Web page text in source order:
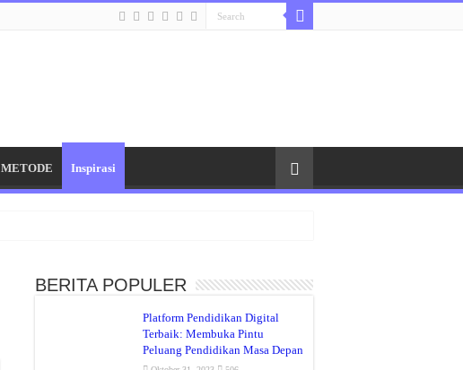
METODE Inspirasi
BERITA POPULER
Platform Pendidikan Digital
Terbaik: Membuka Pintu
Peluang Pendidikan Masa Depan